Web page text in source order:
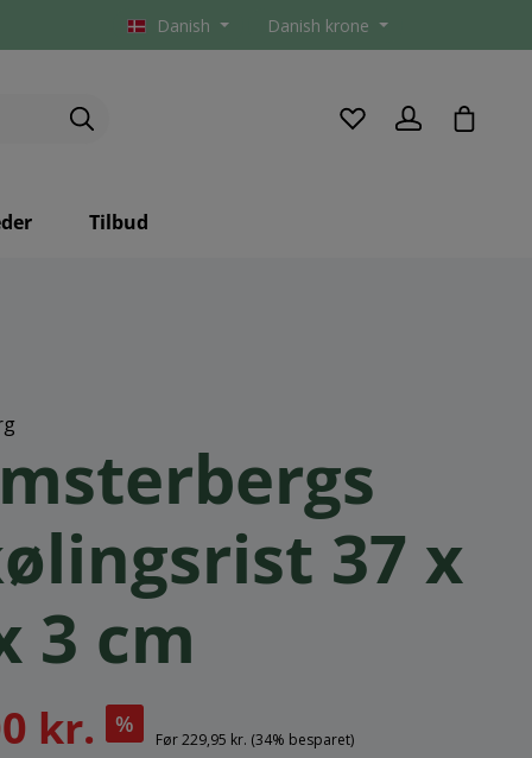
Danish Danish krone
Tilbud
37 x
3 cm
kr. %
Før229,95 kr. (34% besparet)